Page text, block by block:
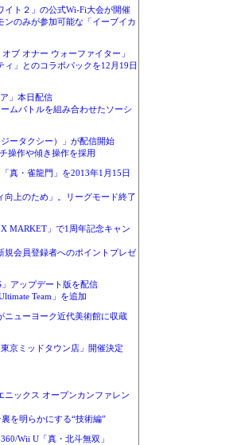
イト２」の公式Wi-Fi大会が開催
ンのみが参加可能な「イーブイカ
ブ オナー ウォーファイター」
」とのコラボパックを12月19日
」本日配信
ムバトルを組み合わせたソーシ
ータクシー）」が配信開始
操作や傾き操作を採用
真・雀龍門」を2013年1月15日
向上のため」。リーグモード終了
MARKET」で1周年記念キャン
規会員登録者へのポイントプレゼ
」アップデート版を配信
Team」を追加
ニューヨーク近代美術館に収蔵
京ミッドタウン店」開催決定
ニックス オープンカンファレン
裏を明らかにする“技術編”
Wii U「真・北斗無双」